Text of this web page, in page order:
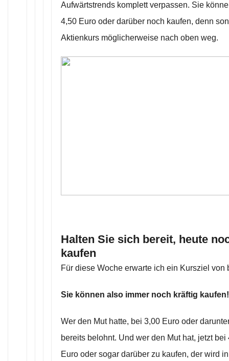
Aufwärtstrends komplett verpassen. Sie
4,50 Euro oder darüber noch kaufen, denn
Aktienkurs möglicherweise nach oben weg.
Halten Sie sich bereit, heute
kaufen
Für diese Woche erwarte ich ein Kursziel von
Sie können also immer noch kräftig kaufen!
Wer den Mut hatte, bei 3,00 Euro oder
bereits belohnt. Und wer den Mut hat, jetzt
Euro oder sogar darüber zu kaufen, der wird